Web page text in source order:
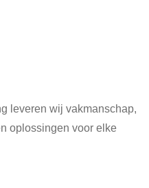
leveren wij vakmanschap,
oplossingen voor elke